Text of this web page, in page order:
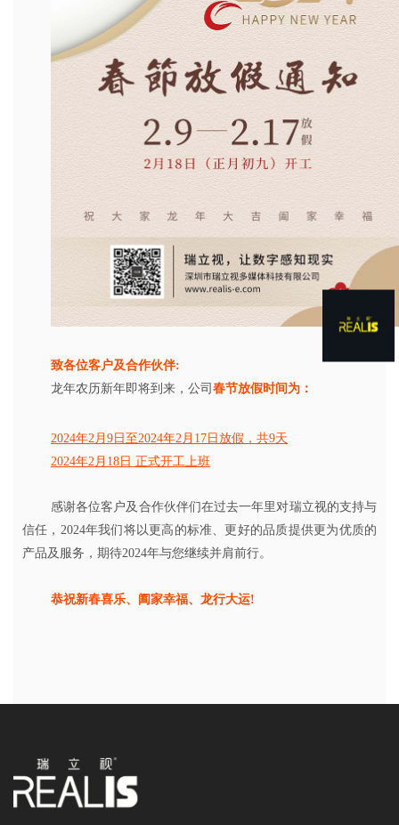
致各位客户及合作伙伴:
龙年农历新年即将到来，公司 春节放假时间为：
2024年2月9日至2024年2月17日放假，共9天
2024年2月18日 正式开工上班
感谢各位客户及合作伙伴们在过去一年里对瑞立视的支持与
信任，2024年我们将以更高的标准、更好的品质提供更为优质的
产品及服务，期待2024年与您继续并肩前行。
恭祝新春喜乐、阖家幸福、龙行大运!